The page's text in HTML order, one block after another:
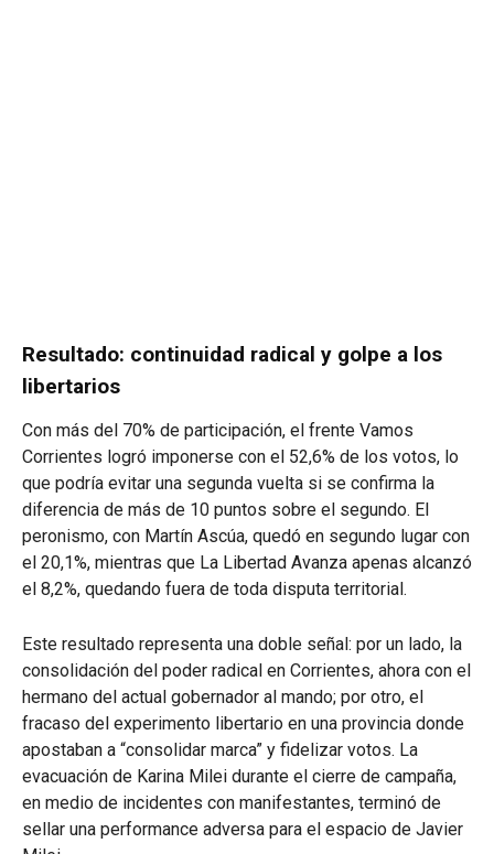
Resultado: continuidad radical y golpe a los
libertarios
Con más del 70% de participación, el frente Vamos
Corrientes logró imponerse con el 52,6% de los votos, lo
que podría evitar una segunda vuelta si se confirma la
diferencia de más de 10 puntos sobre el segundo. El
peronismo, con Martín Ascúa, quedó en segundo lugar con
el 20,1%, mientras que La Libertad Avanza apenas alcanzó
el 8,2%, quedando fuera de toda disputa territorial.
Este resultado representa una doble señal: por un lado, la
consolidación del poder radical en Corrientes, ahora con el
hermano del actual gobernador al mando; por otro, el
fracaso del experimento libertario en una provincia donde
apostaban a “consolidar marca” y fidelizar votos. La
evacuación de Karina Milei durante el cierre de campaña,
en medio de incidentes con manifestantes, terminó de
sellar una performance adversa para el espacio de Javier